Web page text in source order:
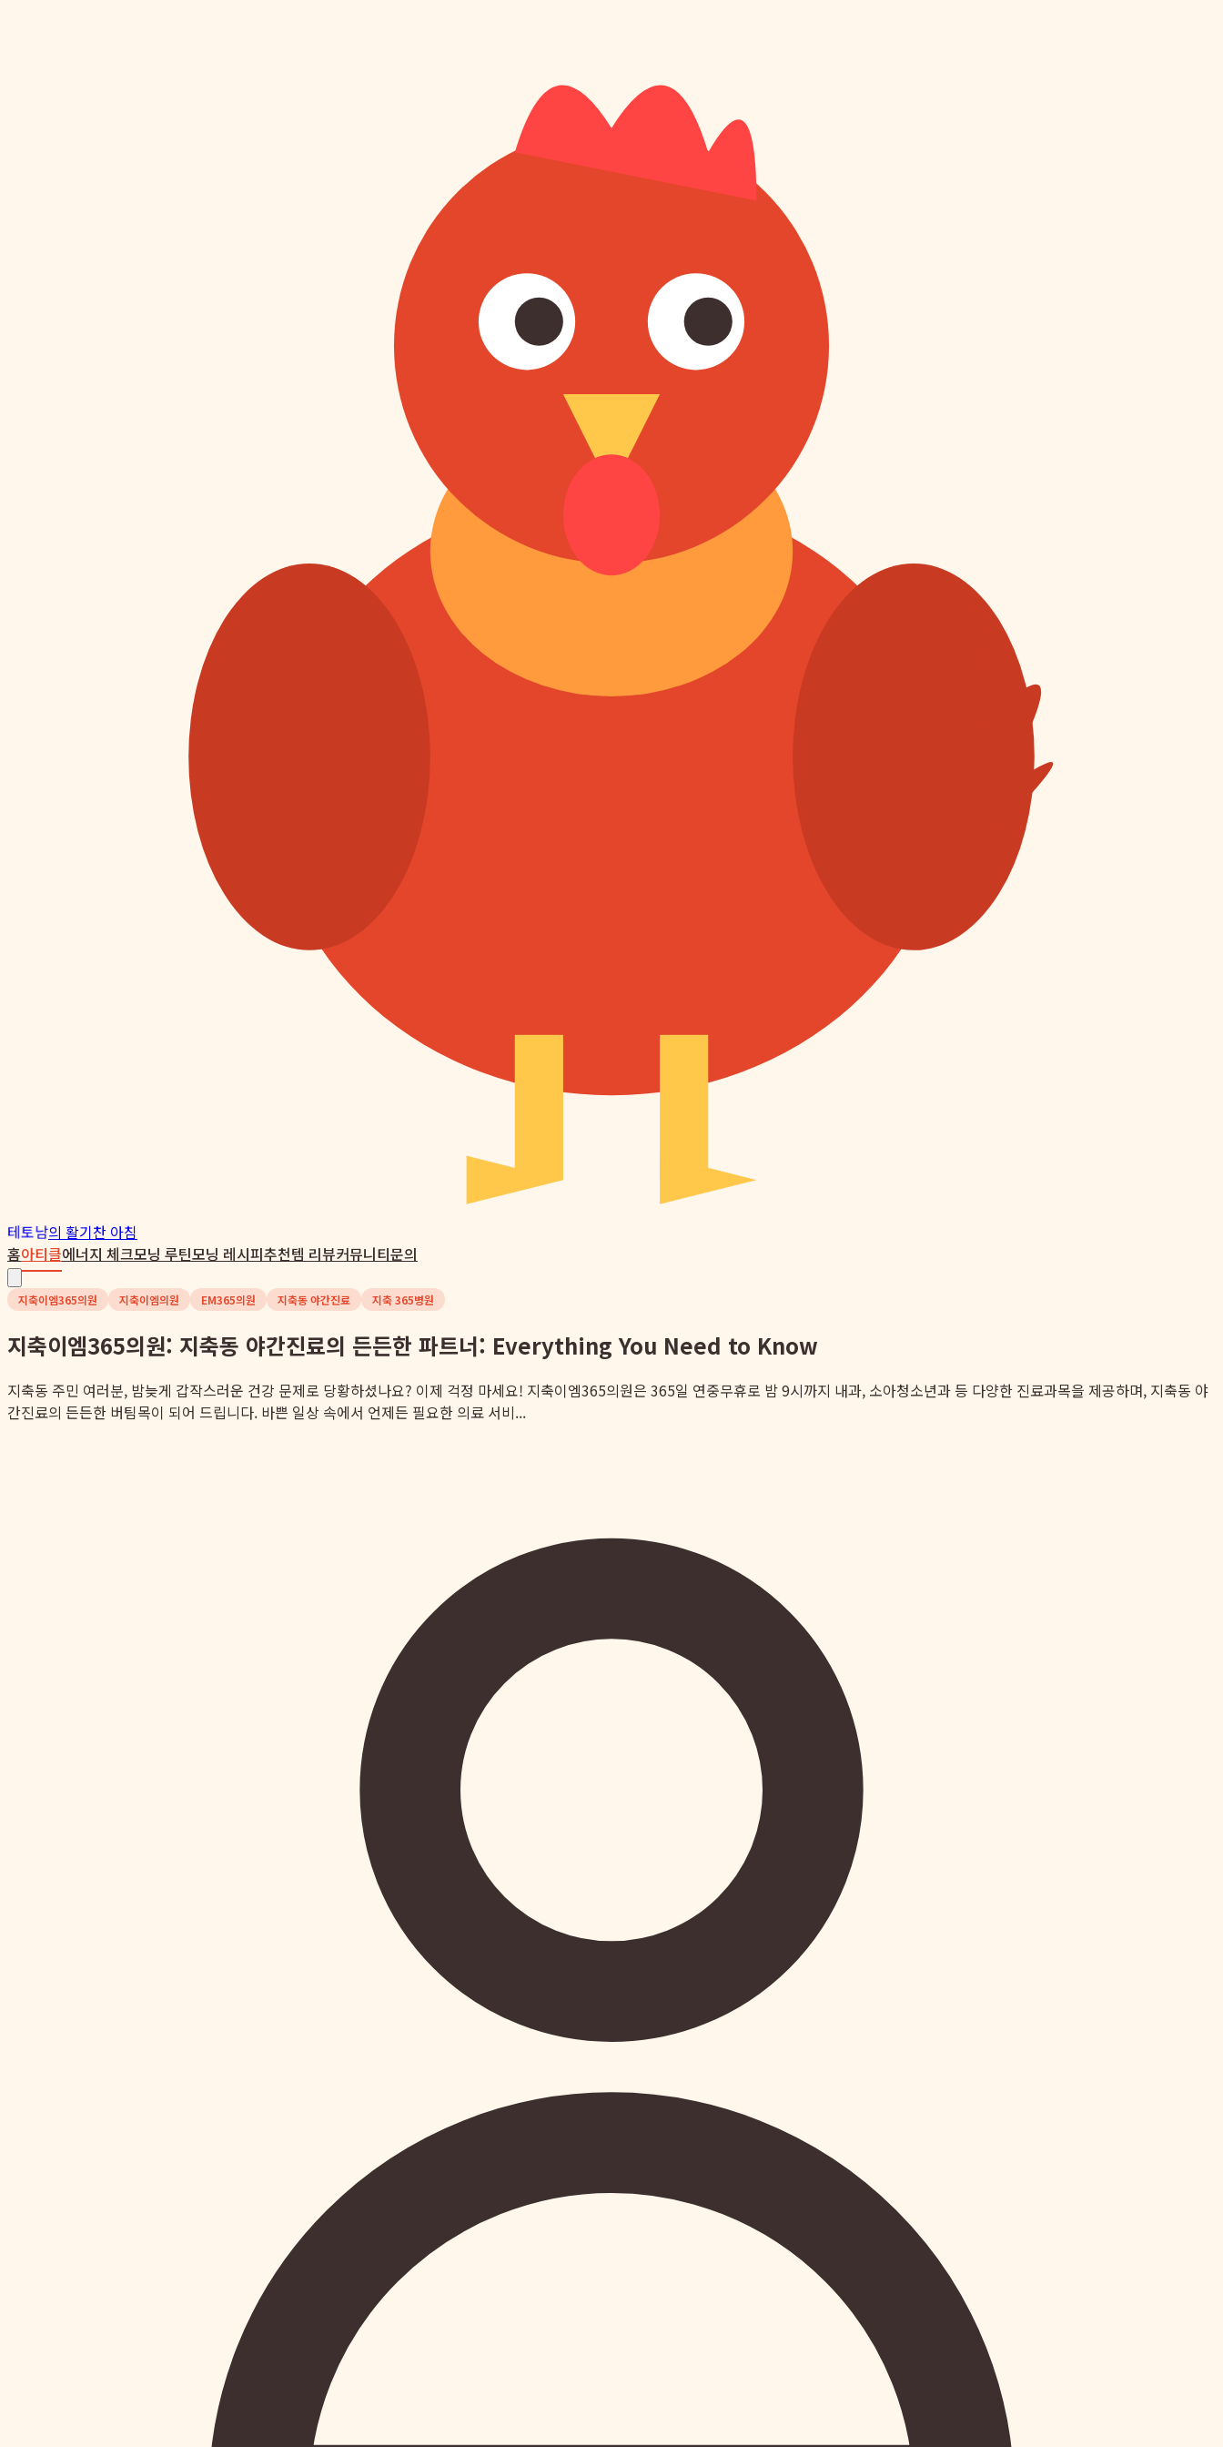
테토남의 활기찬 아침
홈아티클에너지 체크모닝 루틴모닝 레시피추천템 리뷰커뮤니티문의
지축이엠365의원 지축이엠의원 EM365의원 지축동 야간진료 지축 365병원
지축이엠365의원: 지축동 야간진료의 든든한 파트너: Everything You Need to Know
지축동 주민 여러분, 밤늦게 갑작스러운 건강 문제로 당황하셨나요? 이제 걱정 마세요! 지축이엠365의원은 365일 연중무휴로 밤 9시까지 내과, 소아청소년과 등 다양한 진료과목을 제공하며, 지축동 야
간진료의 든든한 버팀목이 되어 드립니다. 바쁜 일상 속에서 언제든 필요한 의료 서비...